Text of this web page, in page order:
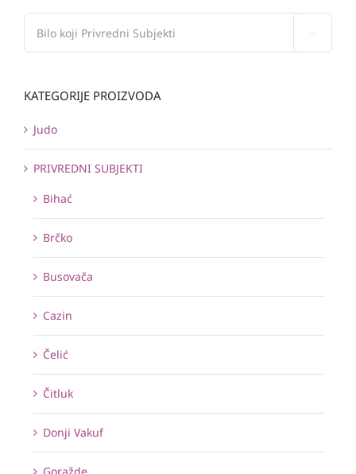
KATEGORIJE PROIZVODA
Judo
PRIVREDNI SUBJEKTI
Bihać
Brčko
Busovača
Cazin
Čelić
Čitluk
Donji Vakuf